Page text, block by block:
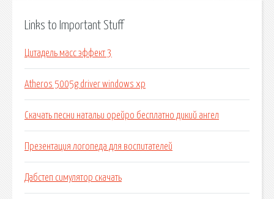
Links to Important Stuff
Цитадель масс эффект 3
Atheros 5005g driver windows xp
Скачать песни натальи орейро бесплатно дикий ангел
Презентация логопеда для воспитателей
Дабстеп симулятор скачать